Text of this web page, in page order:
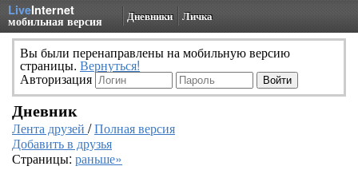
LiveInternet
мобильная версия Дневники Личка
Вы были перенаправлены на мобильную версию
страницы. Вернуться!
Авторизация
Дневник
Лента друзей /Полная версия
Добавить в друзья
Страницы: раньше»